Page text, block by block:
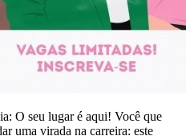
O seu lugar é aqui! Você que
uma virada na carreira: este